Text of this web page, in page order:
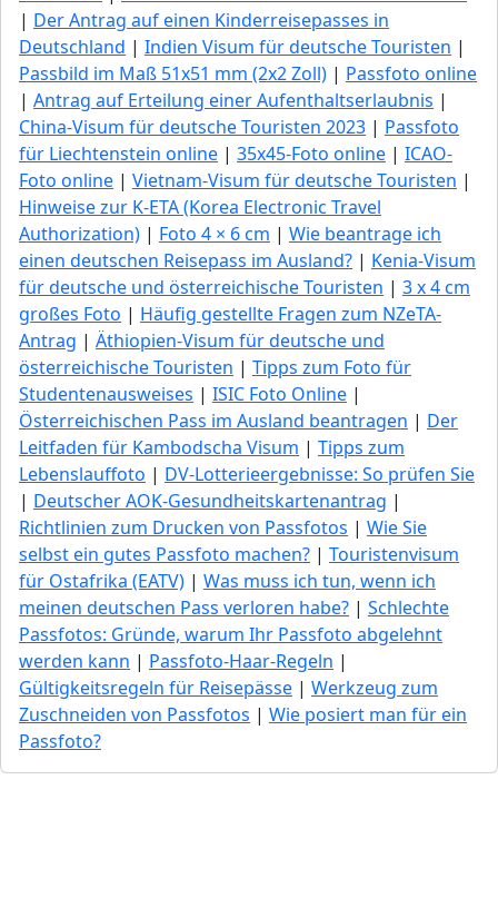
| Der Antrag auf einen Kinderreisepasses in
Deutschland | Indien Visum für deutsche Touristen |
Passbild im Maß 51x51 mm (2x2 Zoll) | Passfoto online
| Antrag auf Erteilung einer Aufenthaltserlaubnis |
China-Visum für deutsche Touristen 2023 | Passfoto
für Liechtenstein online | 35x45-Foto online | ICAO-
Foto online | Vietnam-Visum für deutsche Touristen |
Hinweise zur K-ETA (Korea Electronic Travel
Authorization) | Foto 4 × 6 cm | Wie beantrage ich
einen deutschen Reisepass im Ausland? | Kenia-Visum
für deutsche und österreichische Touristen | 3 x 4 cm
großes Foto | Häufig gestellte Fragen zum NZeTA-
Antrag | Äthiopien-Visum für deutsche und
österreichische Touristen | Tipps zum Foto für
Studentenausweises | ISIC Foto Online |
Österreichischen Pass im Ausland beantragen | Der
Leitfaden für Kambodscha Visum | Tipps zum
Lebenslauffoto | DV-Lotterieergebnisse: So prüfen Sie
| Deutscher AOK-Gesundheitskartenantrag |
Richtlinien zum Drucken von Passfotos | Wie Sie
selbst ein gutes Passfoto machen? | Touristenvisum
für Ostafrika (EATV) | Was muss ich tun, wenn ich
meinen deutschen Pass verloren habe? | Schlechte
Passfotos: Gründe, warum Ihr Passfoto abgelehnt
werden kann | Passfoto-Haar-Regeln |
Gültigkeitsregeln für Reisepässe | Werkzeug zum
Zuschneiden von Passfotos | Wie posiert man für ein
Passfoto?